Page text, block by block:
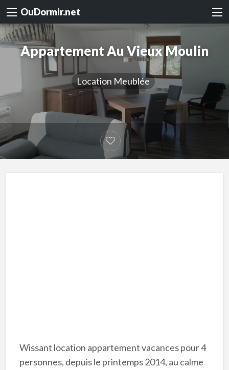
OuDormir.net
Appartement Au Vieux Moulin
Location Meublée
Wissant location appartement vacances pour 4
personnes, depuis le printemps 2014, au calme